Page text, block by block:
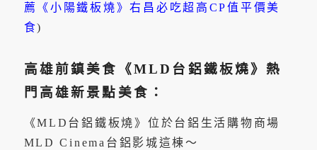
薦《小陽鐵板燒》右昌必吃超高CP值平價美
食)
高雄前鎮美食《MLD台鋁鐵板燒》熱
門高雄新景點美食：
《MLD台鋁鐵板燒》位於台鋁生活購物商場
MLD Cinema台鋁影城這棟～